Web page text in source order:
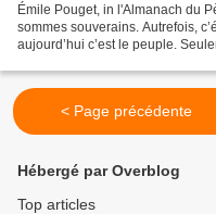
Émile Pouget, in l'Almanach du
sommes souverains. Autrefois,
aujourd’hui c’est le peuple.
< Page précédente
Hébergé par Overblog
Top articles